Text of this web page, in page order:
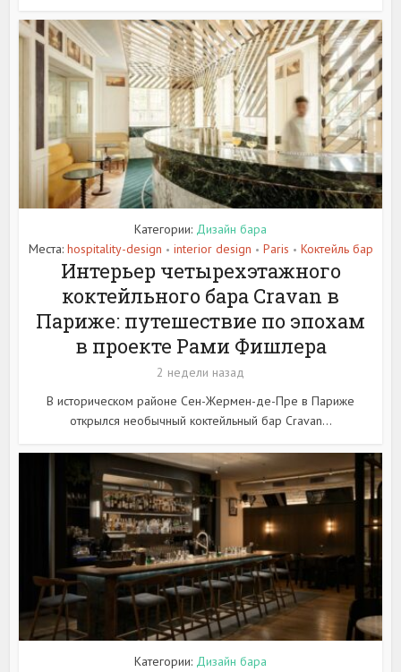
Категории: Дизайн бара
Места: hospitality-design • interior design • Paris • Коктейль бар
Интерьер четырехэтажного
коктейльного бара Cravan в
Париже: путешествие по эпохам
в проекте Рами Фишлера
2 недели назад
В историческом районе Сен-Жермен-де-Пре в Париже
открылся необычный коктейльный бар Cravan...
Категории: Дизайн бара